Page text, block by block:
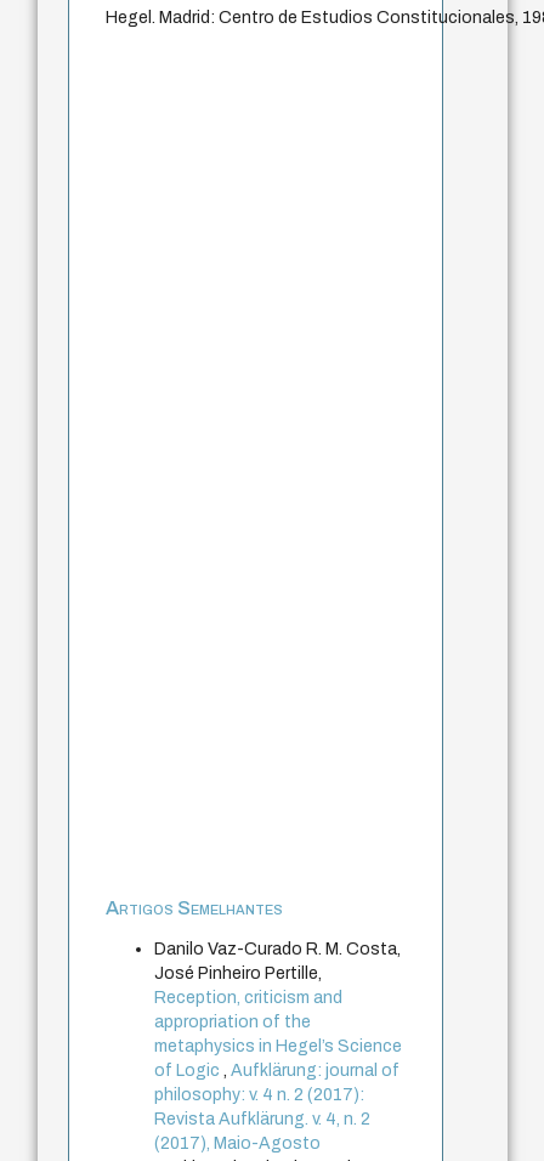
Hegel. Madrid: Centro de Estudios Constitucionales,
Artigos Semelhantes
Danilo Vaz-Curado R. M. Costa,
José Pinheiro Pertille,
Reception, criticism and
appropriation of the
metaphysics in Hegel’s Science
of Logic
,Aufklärung: journal of
philosophy: v. 4 n. 2 (2017):
Revista Aufklärung. v. 4, n. 2
(2017), Maio-Agosto